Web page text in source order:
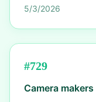
5/3/2026
#729
Camera